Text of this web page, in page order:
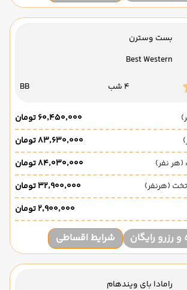
بست وسترن
Best Western
4 شب BB
۶۰٬۴۵۰٬۰۰۰ تومان
۸۳٬۶۳۰٬۰۰۰ تومان
نفر)
۸۴٬۰۳۰٬۰۰۰ تومان
(هرنفر)
۳۲٬۹۰۰٬۰۰۰ تومان
۲٬۹۰۰٬۰۰۰ تومان
رزرو رایگان شرایط اقساطی
رامادا بای ویندهام